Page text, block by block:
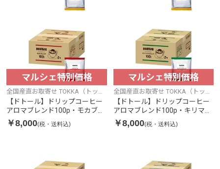
マルシェ特別価格
全国産直お取寄せ TOKKA（トッ
カ）
【ドトール】ドリップコーヒー
アロマブレンド100p・モカブレ
ンド100p
￥8,000(税・送料込)
マルシェ特別価格
全国産直お取寄せ TOKKA（トッ
カ）
【ドトール】ドリップコーヒー
アロマブレンド100p・キリマン
ジャロブレンド100p
￥8,000(税・送料込)